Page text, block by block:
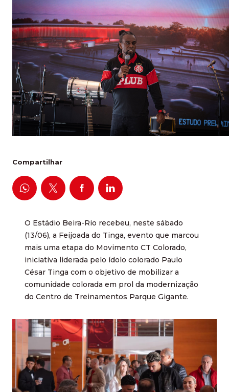
Compartilhar
O Estádio Beira-Rio recebeu, neste sábado
(13/06), a Feijoada do Tinga, evento que marcou
mais uma etapa do Movimento CT Colorado,
iniciativa liderada pelo ídolo colorado Paulo
César Tinga com o objetivo de mobilizar a
comunidade colorada em prol da modernização
do Centro de Treinamentos Parque Gigante.